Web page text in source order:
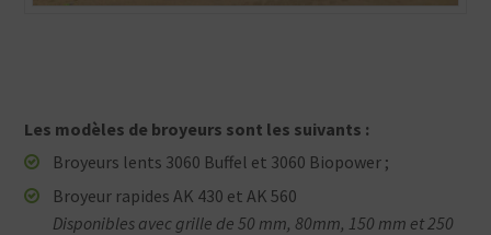
Les modèles de broyeurs sont les suivants :
Broyeurs lents 3060 Buffel et 3060 Biopower ;
Broyeur rapides AK 430 et AK 560
Disponibles avec grille de 50 mm, 80mm, 150 mm et 250